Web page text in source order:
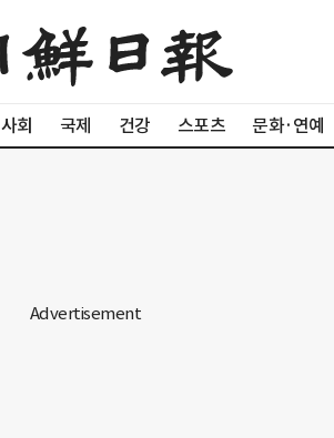
사회 국제 건강 스포츠 문화·연예